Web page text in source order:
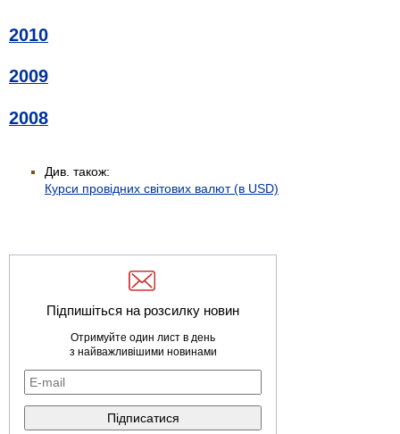
2010
2009
2008
Див. також:
Курси провідних світових валют (в USD)
Підпишіться на розсилку новин
Отримуйте один лист в день
з найважливішими новинами